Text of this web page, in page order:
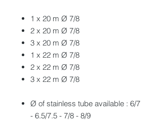
1 x 20 m Ø 7/8
2 x 20 m Ø 7/8
3 x 20 m Ø 7/8
1 x 22 m Ø 7/8
2 x 22 m Ø 7/8
3 x 22 m Ø 7/8
Ø of stainless tube available : 6/7
- 6.5/7.5 - 7/8 - 8/9